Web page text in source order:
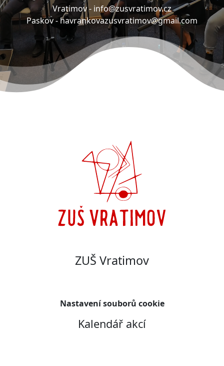
Vratimov - info@zusvratimov.cz
Paskov -havrankovazusvratimov@gmail.com
ZUŠ Vratimov
Nastavení souborů cookie
Kalendář akcí